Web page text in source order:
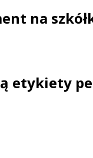
na
etykiety